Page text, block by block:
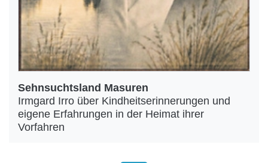
Sehnsuchtsland Masuren
Irmgard Irro über Kindheitserinnerungen und
eigene Erfahrungen in der Heimat ihrer
Vorfahren